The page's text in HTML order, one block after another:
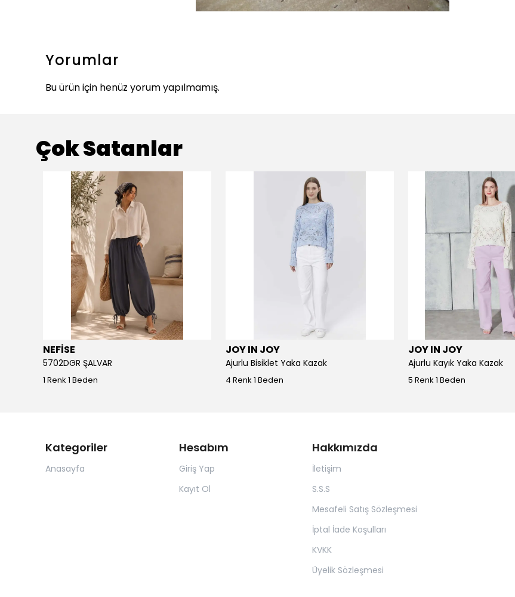
Yorumlar
Bu ürün için henüz yorum yapılmamış.
Çok Satanlar
NEFİSE
5702DGR ŞALVAR
1 Renk 1 Beden
JOY IN JOY
Ajurlu Bisiklet Yaka Kazak
4 Renk 1 Beden
JOY IN JOY
Ajurlu Kayık Yaka Kazak
5 Renk 1 Beden
Kategoriler
Anasayfa
Hesabım
Giriş Yap
Kayıt Ol
Hakkımızda
İletişim
S.S.S
Mesafeli Satış Sözleşmesi
İptal İade Koşulları
KVKK
Üyelik Sözleşmesi